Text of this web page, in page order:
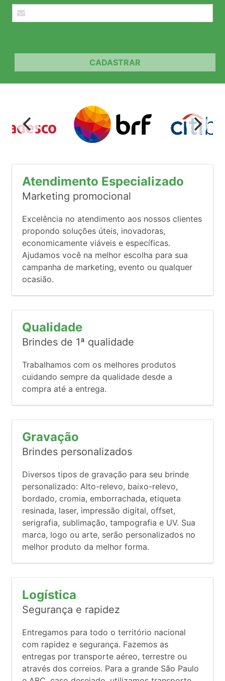
CADASTRAR
Atendimento Especializado
Marketing promocional
Excelência no atendimento aos nossos clientes
propondo soluções úteis, inovadoras,
economicamente viáveis e específicas.
Ajudamos você na melhor escolha para sua
campanha de marketing, evento ou qualquer
ocasião.
Qualidade
Brindes de 1ª qualidade
Trabalhamos com os melhores produtos
cuidando sempre da qualidade desde a
compra até a entrega.
Gravação
Brindes personalizados
Diversos tipos de gravação para seu brinde
personalizado: Alto-relevo, baixo-relevo,
bordado, cromia, emborrachada, etiqueta
resinada, laser, impressão digital, offset,
serigrafia, sublimação, tampografia e UV. Sua
marca, logo ou arte, serão personalizados no
melhor produto da melhor forma.
Logística
Segurança e rapidez
Entregamos para todo o território nacional
com rapidez e segurança. Fazemos as
entregas por transporte aéreo, terrestre ou
através dos correios. Para a grande São Paulo